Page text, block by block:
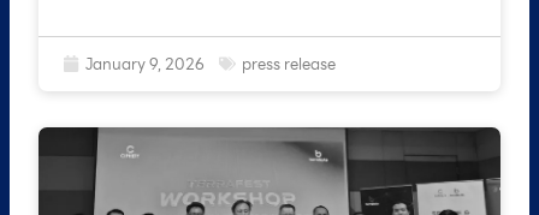
January 9, 2026 press release